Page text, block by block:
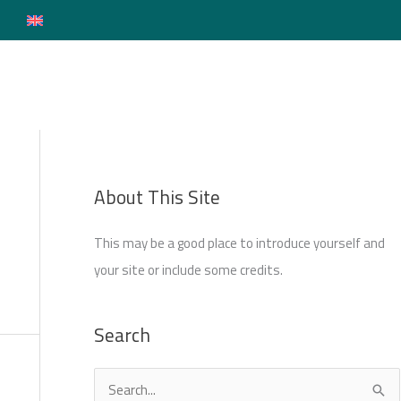
About This Site
This may be a good place to introduce yourself and
your site or include some credits.
Search